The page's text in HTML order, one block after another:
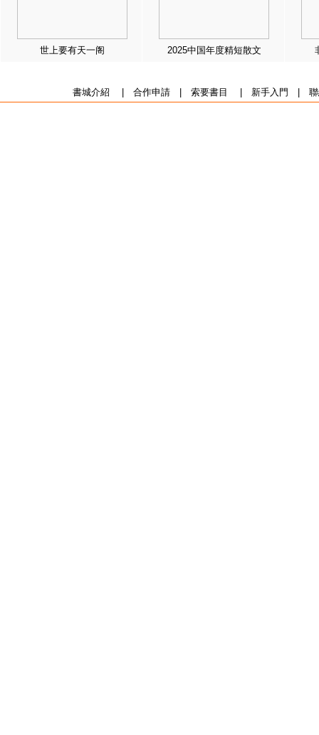
世上要有天一阁 2025中国年度精短散文
書城介紹 合作申請| 索要書目 新手入門